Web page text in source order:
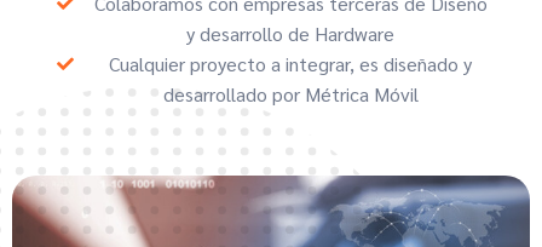
y desarrollo de Hardware
Cualquier proyecto a integrar, es diseñado y
desarrollado por Métrica Móvil